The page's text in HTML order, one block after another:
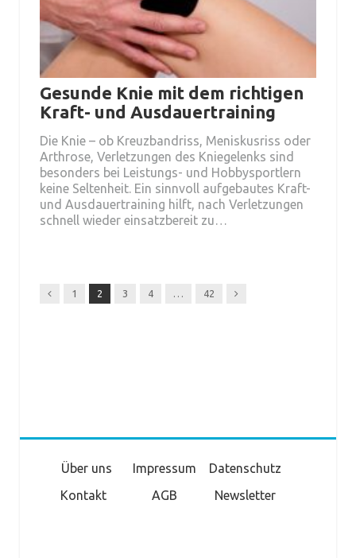
Gesunde Knie mit dem richtigen
Kraft- und Ausdauertraining
Die Knie – ob Kreuzbandriss, Meniskusriss oder
Arthrose, Verletzungen des Kniegelenks sind
besonders bei Leistungs- und Hobbysportlern
keine Seltenheit. Ein sinnvoll aufgebautes Kraft-
und Ausdauertraining hilft, nach Verletzungen
schnell wieder einsatzbereit zu…
Previous
1 2 3 4 42 Next
Über uns Impressum
Datenschutz
Kontakt
AGB Newsletter